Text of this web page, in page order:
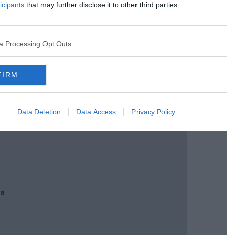
that may further disclose it to other third parties.
Processing Opt Outs
Data Deletion Data Access Privacy Policy